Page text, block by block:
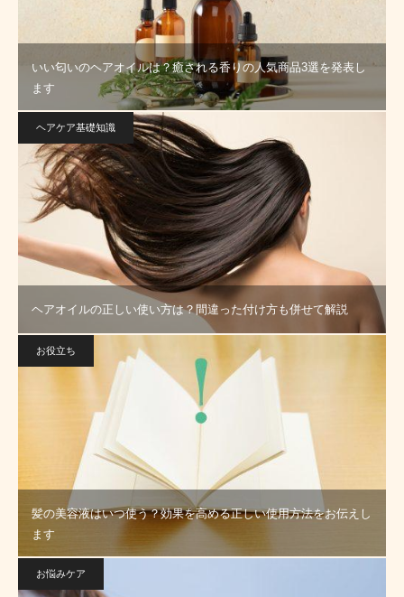
いい匂いのヘアオイルは？癒される香りの人気商品3選を発表し
ます
ヘアケア基礎知識
ヘアオイルの正しい使い方は？間違った付け方も併せて解説
お役立ち
髪の美容液はいつ使う？効果を高める正しい使用方法をお伝えし
ます
お悩みケア